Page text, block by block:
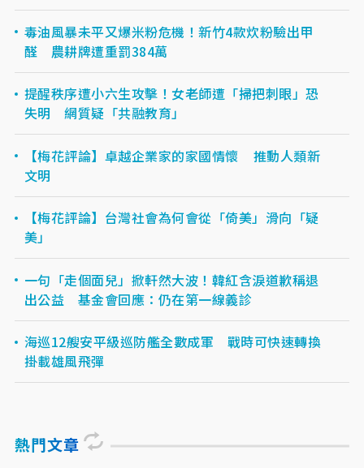
毒油風暴未平又爆米粉危機！新竹4款炊粉驗出甲
醛 農耕牌遭重罰384萬
提醒秩序遭小六生攻擊！女老師遭「掃把刺眼」恐
失明 網質疑「共融教育」
【梅花評論】卓越企業家的家國情懷 推動人類新
文明
【梅花評論】台灣社會為何會從「倚美」滑向「疑
美」
一句「走個面兒」掀軒然大波！韓紅含淚道歉稱退
出公益 基金會回應：仍在第一線義診
海巡12艘安平級巡防艦全數成軍 戰時可快速轉換
掛載雄風飛彈
熱門文章